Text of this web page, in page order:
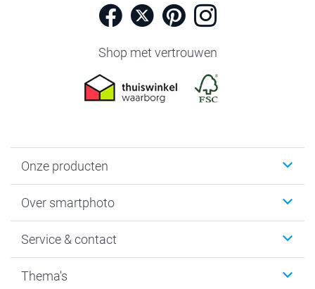
Shop met vertrouwen
Onze producten
Fotoboeken
Fotocadeaus
Kaarten
Over smartphoto
Vacatures
Bestelproces
Service & contact
Tevredenheidsgarantie
Thema's